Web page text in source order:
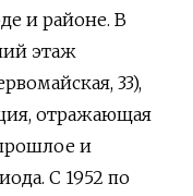
и районе. В
этаж
33),
отражающая
и
С 1952 по